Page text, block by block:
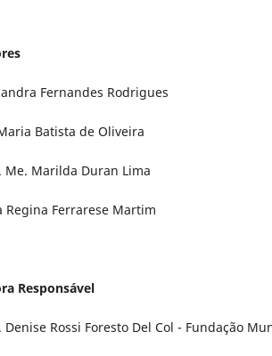
Fernandes Rodrigues
Batista de Oliveira
Me. Marilda Duran Lima
Regina Ferrarese Martim
Responsável
Denise Rossi Foresto Del Col - Fundação